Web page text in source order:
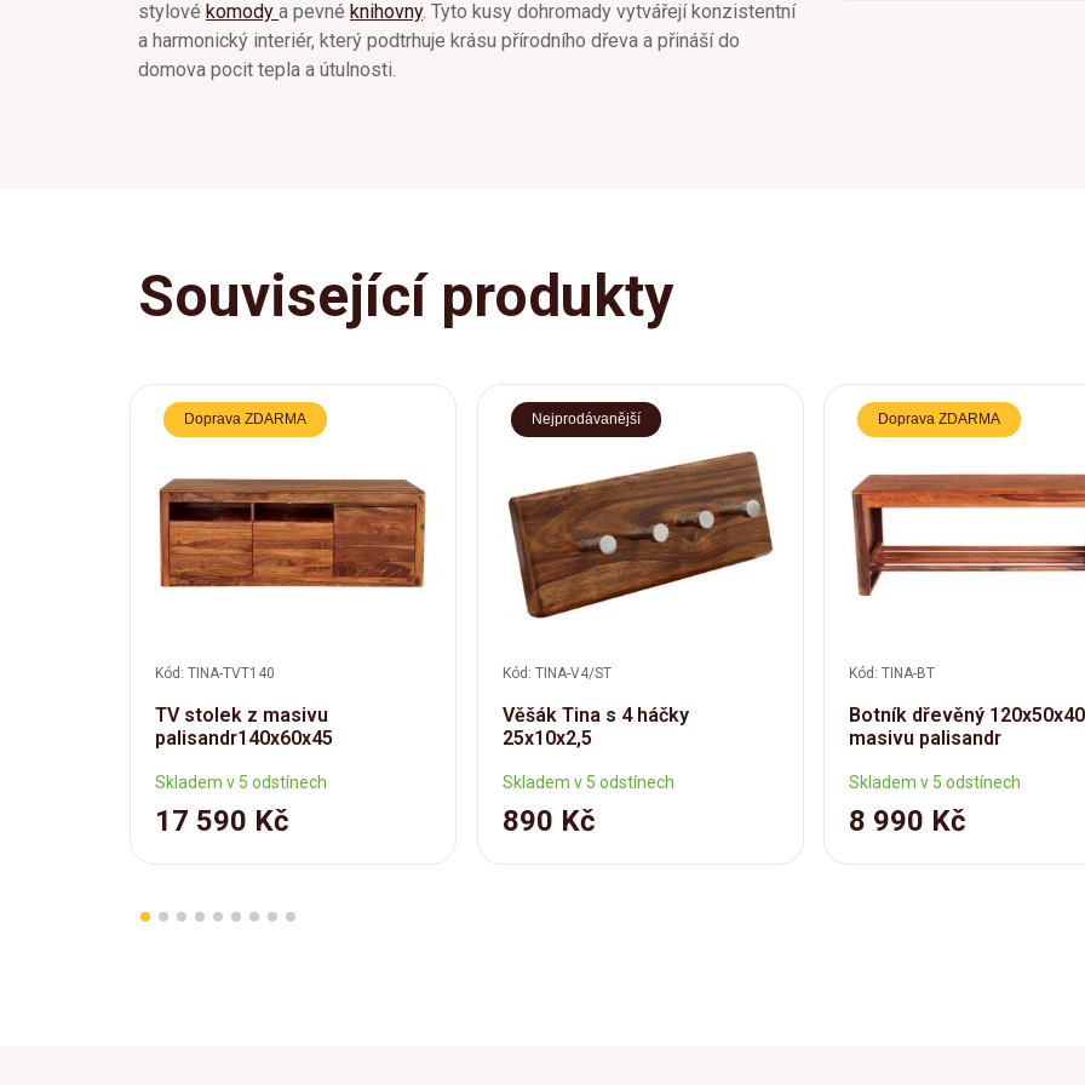
stylové komody a pevné knihovny. Tyto kusy dohromady vytvářejí konzistentní
a harmonický interiér, který podtrhuje krásu přírodního dřeva a přináší do
domova pocit tepla a útulnosti.
Související produkty
Doprava ZDARMA
Kód: TINA-TVT140
TV stolek z masivu
palisandr140x60x45
Skladem v 5 odstínech
17 590 Kč
Nejprodávanější
Kód: TINA-V4/ST
Věšák Tina s 4 háčky
25x10x2,5
Skladem v 5 odstínech
890 Kč
Doprava ZDARMA
Kód: TINA-BT
Botník dřevěný
masivu palisandr
Skladem v 5 odstínech
8 990 Kč